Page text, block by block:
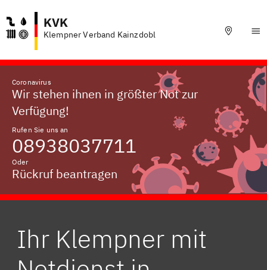
KVK
Klempner Verband Kainzdobl
Coronavirus
Wir stehen ihnen in größter Not zur
Verfügung!
Rufen Sie uns an
08938037711
Oder
Rückruf beantragen
Ihr Klempner mit